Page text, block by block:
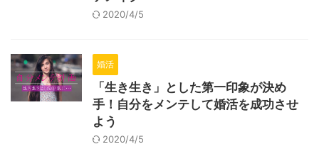
2020/4/5
婚活
「生き生き」とした第一印象が決め
手！自分をメンテして婚活を成功させ
よう
2020/4/5